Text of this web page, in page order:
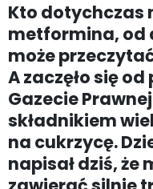
Kto dotychczas
metformina, od
może
A zaczęło się
Gazecie
składnikiem
na cukrzycę.
napisał dziś,